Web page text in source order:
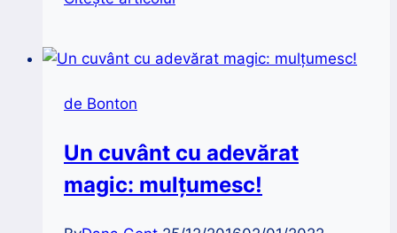
politicoși
de Bonton
Un cuvânt cu adevărat
magic: mulțumesc!